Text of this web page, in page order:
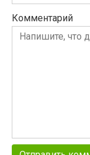
Комментарий